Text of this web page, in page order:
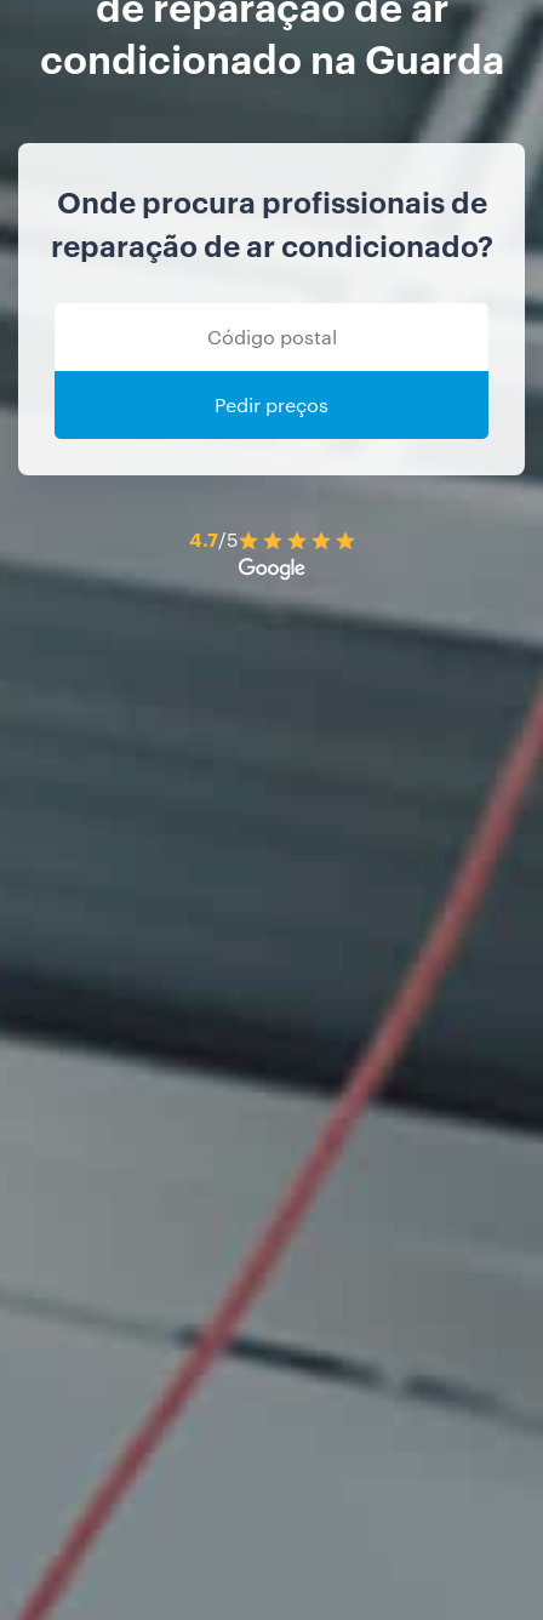
condicionado na Guarda
Onde procura profissionais de
reparação de ar condicionado?
Pedir preços
4.7/5